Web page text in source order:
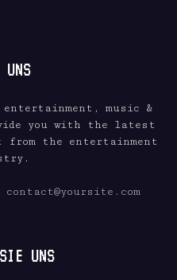
UNS
entertainment, music &
you with the latest
from the entertainment
contact@yoursite.com
UNS